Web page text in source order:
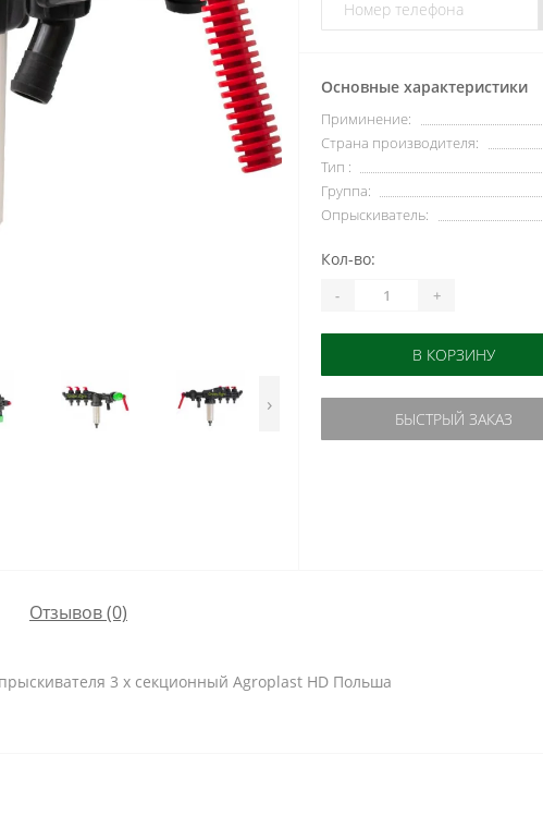
›
Основные характеристики
Приминение:
Страна производителя:
Тип :
Группа:
Опрыскиватель:
Кол-во:
- +
В КОРЗИНУ
БЫСТРЫЙ ЗАКАЗ
Отзывов (0)
3 х секционный Agroplast HD Польша